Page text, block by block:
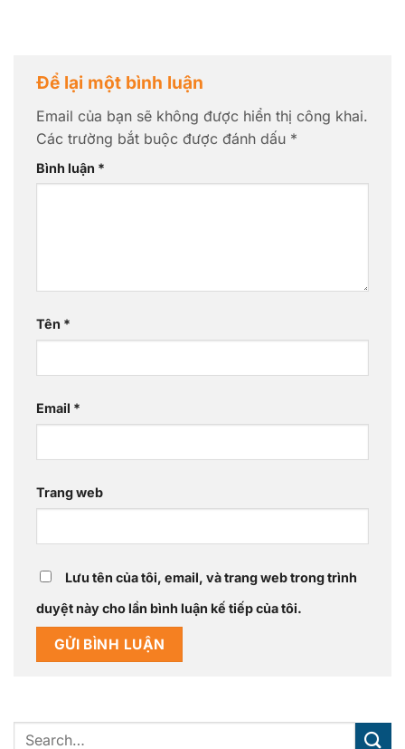
Để lại một bình luận
Email của bạn sẽ không được hiển thị công khai.
Các trường bắt buộc được đánh dấu *
Bình luận *
Tên *
Email *
Trang web
Lưu tên của tôi, email, và trang web trong trình
duyệt này cho lần bình luận kế tiếp của tôi.